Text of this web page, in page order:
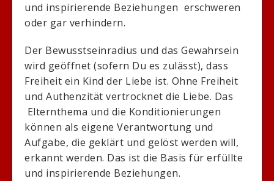
und inspirierende Beziehungen erschweren
oder gar verhindern.
Der Bewusstseinradius und das Gewahrsein
wird geöffnet (sofern Du es zulässt), dass
Freiheit ein Kind der Liebe ist. Ohne Freiheit
und Authenzität vertrocknet die Liebe. Das
Elternthema und die Konditionierungen
können als eigene Verantwortung und
Aufgabe, die geklärt und gelöst werden will,
erkannt werden. Das ist die Basis für erfüllte
und inspirierende Beziehungen.